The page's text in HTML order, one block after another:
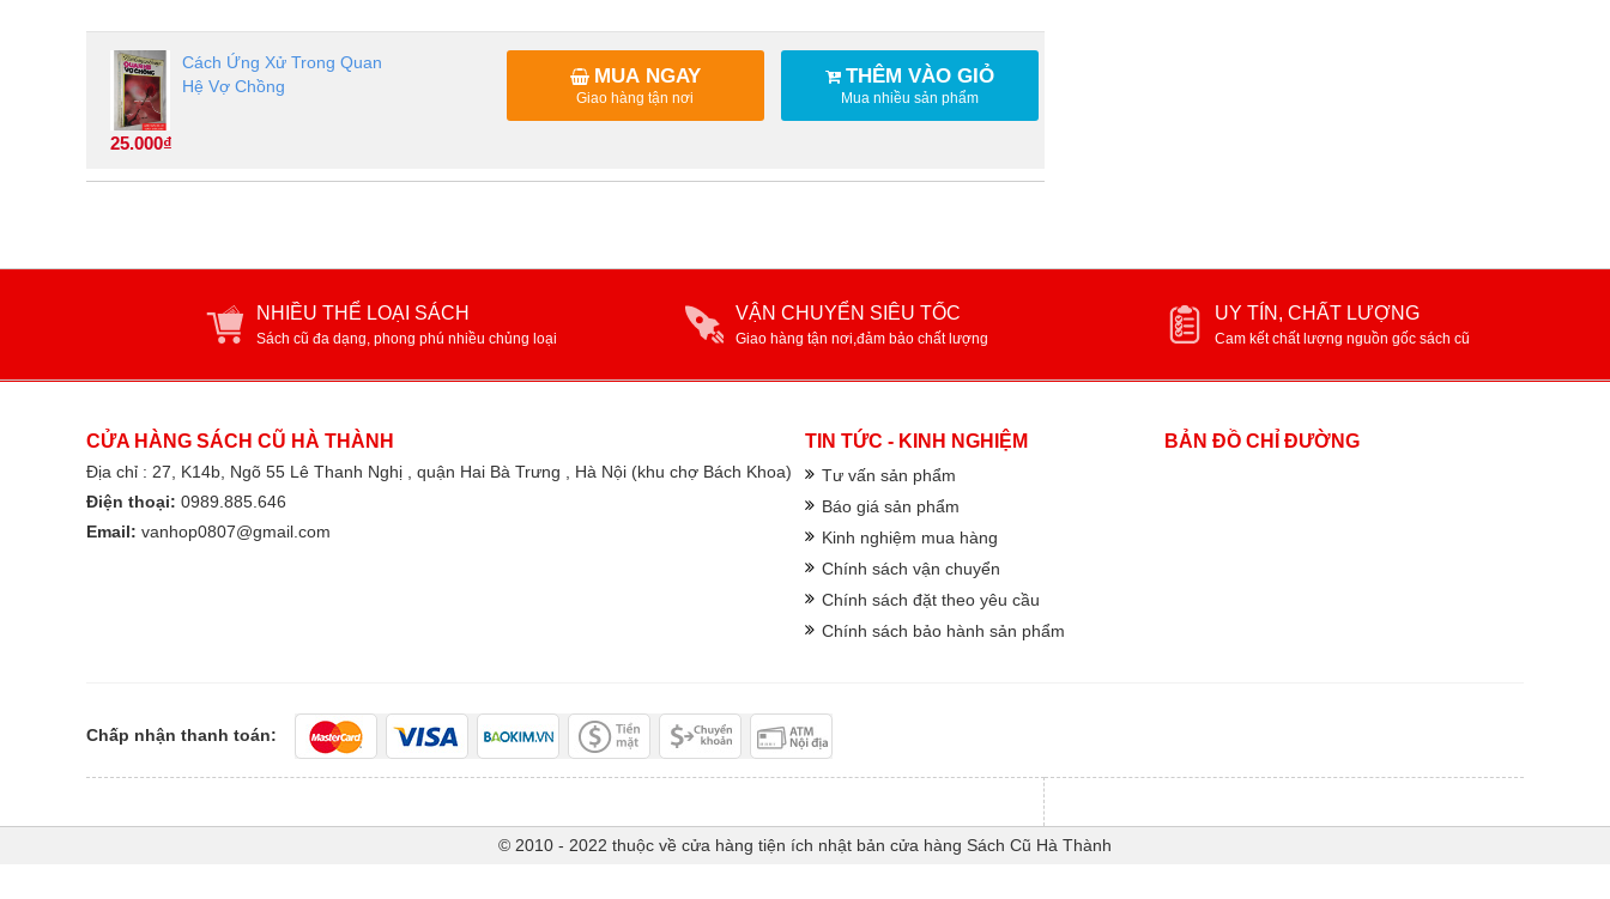
Cách Ứng Xử Trong Quan
Hệ Vợ Chồng
25.000₫
THÊM VÀO GIỎ
Mua nhiều sản phẩm
MUA NGAY
Giao hàng tận nơi
NHIỀU THỂ LOẠI SÁCH
Sách cũ đa dạng, phong phú nhiều chủng loại
VẬN CHUYỂN SIÊU TỐC
Giao hàng tận nơi,đảm bảo chất lượng
UY TÍN, CHẤT LƯỢNG
Cam kết chất lượng nguồn gốc sách cũ
CỬA HÀNG SÁCH CŨ HÀ THÀNH
Địa chỉ : 27, K14b, Ngõ 55 Lê Thanh Nghị , quận Hai Bà Trưng , Hà Nội (khu chợ Bách Khoa)
Điện thoại: 0989.885.646
Email: vanhop0807@gmail.com
TIN TỨC - KINH NGHIỆM
Tư vấn sản phẩm
Báo giá sản phẩm
Kinh nghiệm mua hàng
Chính sách vận chuyển
Chính sách đặt theo yêu cầu
Chính sách bảo hành sản phẩm
BẢN ĐỒ CHỈ ĐƯỜNG
Chấp nhận thanh toán:
© 2010 - 2022 thuộc về cửa hàng tiện ích nhật bản cửa hàng Sách Cũ Hà Thành